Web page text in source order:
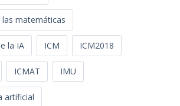
matemáticas
la IA ICM ICM2018
ICMAT IMU
artificial